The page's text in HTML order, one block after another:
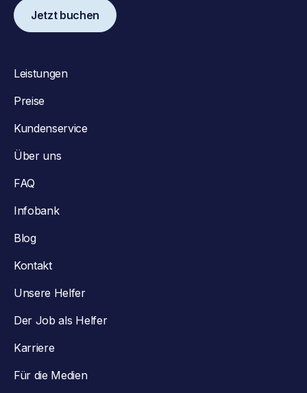
Jetzt buchen
Leistungen
Preise
Kundenservice
Über uns
FAQ
Infobank
Blog
Kontakt
Unsere Helfer
Der Job als Helfer
Karriere
Für die Medien